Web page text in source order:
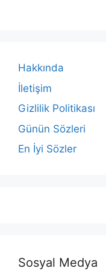
Hakkında
İletişim
Gizlilik Politikası
Günün Sözleri
En İyi Sözler
Sosyal Medya